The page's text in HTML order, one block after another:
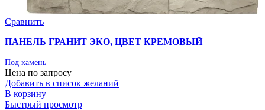
Сравнить
ПАНЕЛЬ ГРАНИТ ЭКО, ЦВЕТ КРЕМОВЫЙ
Под камень
Цена по запросу
Добавить в список желаний
В корзину
Быстрый просмотр